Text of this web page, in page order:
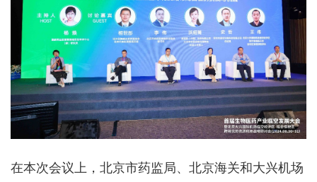
在本次会议上，北京市药监局、北京海关和大兴机场